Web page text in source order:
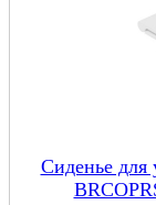
Сиденье для